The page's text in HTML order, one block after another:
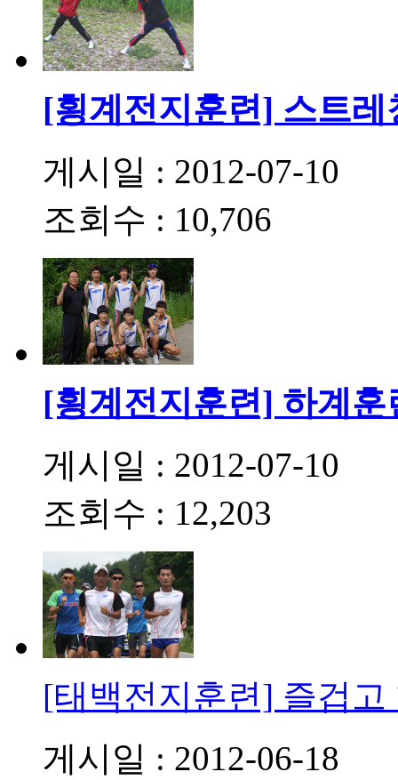
[횡계전지훈련] 스트
게시일 : 2012-07-10
조회수 : 10,706
[횡계전지훈련] 하계
게시일 : 2012-07-10
조회수 : 12,203
[태백전지훈련] 즐겁
게시일 : 2012-06-18